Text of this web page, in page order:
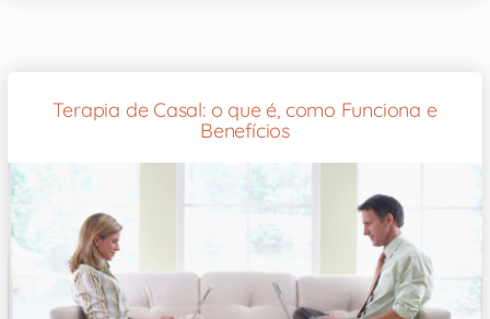
Terapia de Casal: o que é, como Funciona e
Benefícios